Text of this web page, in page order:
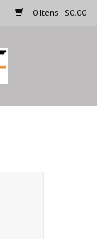
0 Itens - $0.00